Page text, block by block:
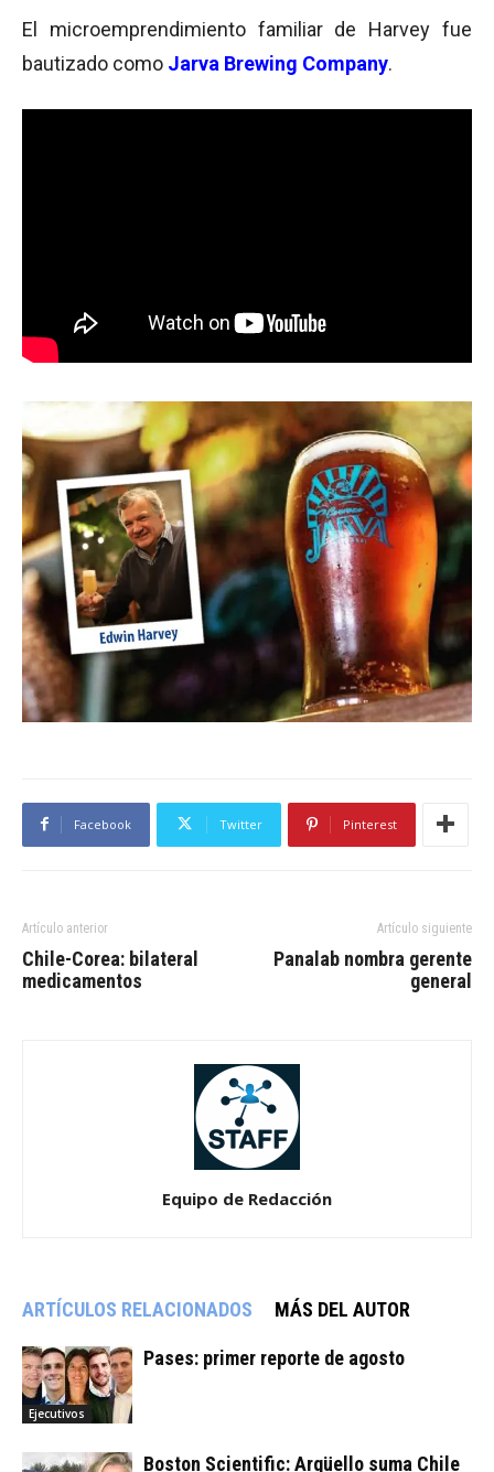
El microemprendimiento familiar de Harvey fue
bautizado como Jarva Brewing Company.
Facebook Twitter Pinterest
Artículo anterior
Chile-Corea: bilateral
medicamentos
Artículo siguiente
Panalab nombra gerente
general
Equipo de Redacción
ARTÍCULOS RELACIONADOS MÁS DEL AUTOR
Ejecutivos
Pases: primer reporte de agosto
Boston Scientific: Argüello suma Chile